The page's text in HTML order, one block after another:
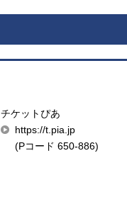
チケットぴあ
https://t.pia.jp
(Pコード 650-886)